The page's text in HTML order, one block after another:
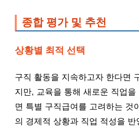
종합 평가 및 추천
상황별 최적 선택
구직 활동을 지속하고자 한다면
지만, 교육을 통해 새로운 직업
면 특별 구직급여를 고려하는 것
의 경제적 상황과 직업 적성을 반